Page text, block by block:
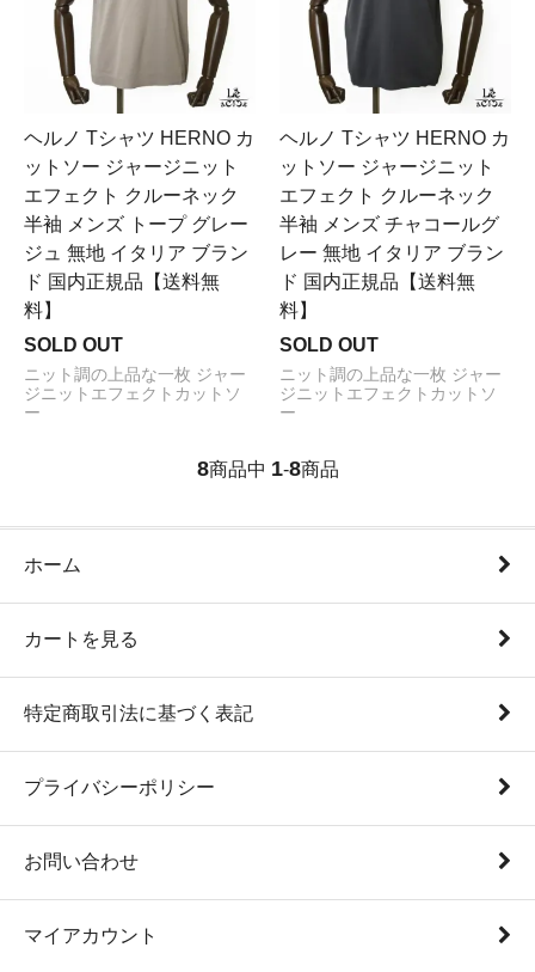
ヘルノ Tシャツ HERNO カ
ットソー ジャージニット
エフェクト クルーネック
半袖 メンズ トープ グレー
ジュ 無地 イタリア ブラン
ド 国内正規品【送料無
料】
SOLD OUT
ニット調の上品な一枚 ジャー
ジニットエフェクトカットソ
ー
ヘルノ Tシャツ HERNO カ
ットソー ジャージニット
エフェクト クルーネック
半袖 メンズ チャコールグ
レー 無地 イタリア ブラン
ド 国内正規品【送料無
料】
SOLD OUT
ニット調の上品な一枚 ジャー
ジニットエフェクトカットソ
ー
8商品中 1-8商品
ホーム
カートを見る
特定商取引法に基づく表記
プライバシーポリシー
お問い合わせ
マイアカウント